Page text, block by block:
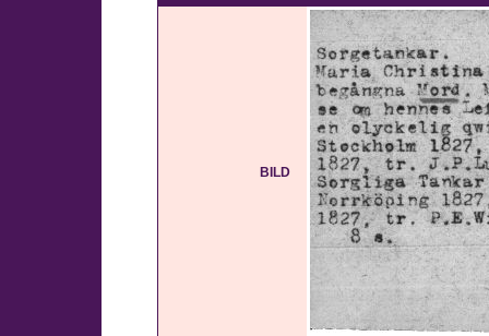
BILD